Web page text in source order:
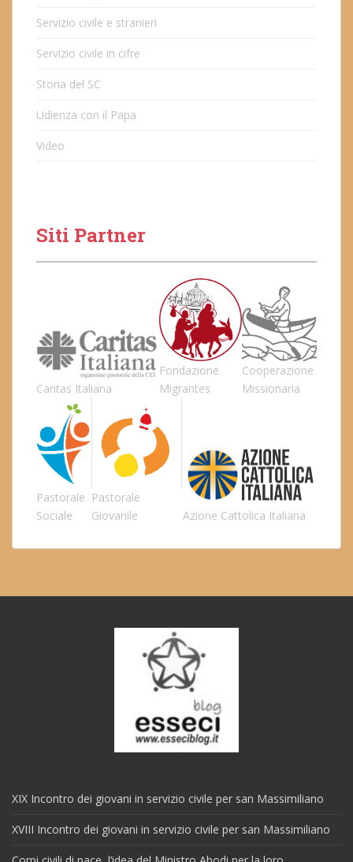
Servizio civile e stranieri
Servizio civile in cifre
Storia del SC
Udienza con il Papa
Video
Siti Partner
Caritas Italiana
Fondazione
Migrantes
Cooperazione
Missionaria
Pastorale
Sociale
Pastorale
Giovanile
Azione Cattolica Italiana
XIX Incontro dei giovani in servizio civile per san Massimiliano
XVIII Incontro dei giovani in servizio civile per san Massimiliano